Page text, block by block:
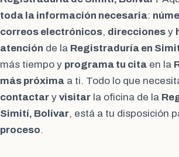
toda la información necesaria:
correos electrónicos, direcciones y
atención de la Registraduría en
más tiempo y programa tu cita en la
más próxima a ti. Todo lo que
contactar y visitar la oficina de la
Simití, Bolívar, está a tu disposición
proceso.